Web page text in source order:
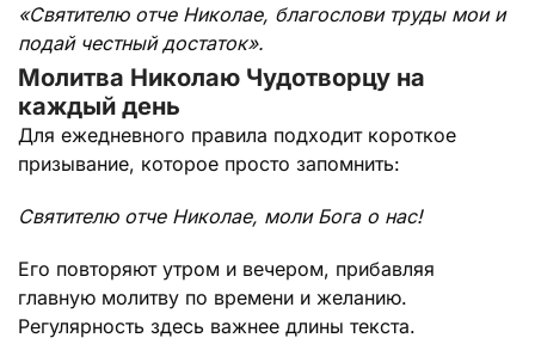
«Святителю отче Николае, благослови труды мои и
подай честный достаток».
Молитва Николаю Чудотворцу на
каждый день
Для ежедневного правила подходит короткое
призывание, которое просто запомнить:
Святителю отче Николае, моли Бога о нас!
Его повторяют утром и вечером, прибавляя
главную молитву по времени и желанию.
Регулярность здесь важнее длины текста.